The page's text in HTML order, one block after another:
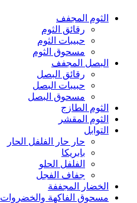
الثوم المجفف
رقائق الثوم
حبيبات الثوم
مسحوق الثوم
البصل المجفف
رقائق البصل
حبيبات البصل
مسحوق البصل
الثوم الطازج
الثوم المقشر
التوابل
حار حار الفلفل الحار
بابريكا
الفلفل الحلو
جفاف الفجل
الخضار المجففة
مسحوق الفاكهة والخضروات